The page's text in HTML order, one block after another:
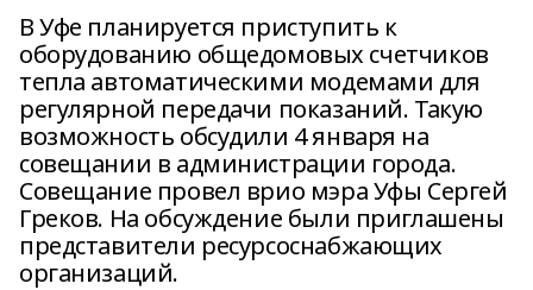
В Уфе планируется приступить к
оборудованию общедомовых счетчиков
тепла автоматическими модемами для
регулярной передачи показаний. Такую
возможность обсудили 4 января на
совещании в администрации города.
Совещание провел врио мэра Уфы Сергей
Греков. На обсуждение были приглашены
представители ресурсоснабжающих
организаций.